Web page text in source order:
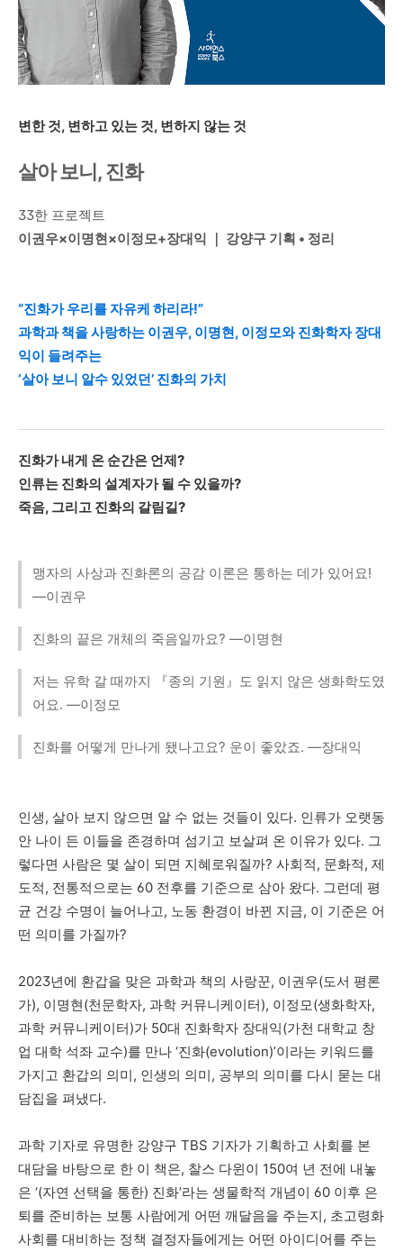
변한 것, 변하고 있는 것, 변하지 않는 것
살아 보니, 진화
33한 프로젝트
이권우×이명현×이정모+장대익 ｜ 강양구 기획 • 정리
“진화가 우리를 자유케 하리라!”
과학과 책을 사랑하는 이권우, 이명현, 이정모와 진화학자 장대
익이 들려주는
‘살아 보니 알수 있었던’ 진화의 가치
진화가 내게 온 순간은 언제?
인류는 진화의 설계자가 될 수 있을까?
죽음, 그리고 진화의 갈림길?
맹자의 사상과 진화론의 공감 이론은 통하는 데가 있어요!
—이권우
진화의 끝은 개체의 죽음일까요? —이명현
저는 유학 갈 때까지 『종의 기원』도 읽지 않은 생화학도였
어요. —이정모
진화를 어떻게 만나게 됐나고요? 운이 좋았죠. —장대익
인생, 살아 보지 않으면 알 수 없는 것들이 있다. 인류가 오랫동
안 나이 든 이들을 존경하며 섬기고 보살펴 온 이유가 있다. 그
렇다면 사람은 몇 살이 되면 지혜로워질까? 사회적, 문화적, 제
도적, 전통적으로는 60 전후를 기준으로 삼아 왔다. 그런데 평
균 건강 수명이 늘어나고, 노동 환경이 바뀐 지금, 이 기준은 어
떤 의미를 가질까?
2023년에 환갑을 맞은 과학과 책의 사랑꾼, 이권우(도서 평론
가), 이명현(천문학자, 과학 커뮤니케이터), 이정모(생화학자,
과학 커뮤니케이터)가 50대 진화학자 장대익(가천 대학교 창
업 대학 석좌 교수)를 만나 ‘진화(evolution)’이라는 키워드를
가지고 환갑의 의미, 인생의 의미, 공부의 의미를 다시 묻는 대
담집을 펴냈다.
과학 기자로 유명한 강양구 TBS 기자가 기획하고 사회를 본
대담을 바탕으로 한 이 책은, 찰스 다윈이 150여 년 전에 내놓
은 ‘(자연 선택을 통한) 진화’라는 생물학적 개념이 60 이후 은
퇴를 준비하는 보통 사람에게 어떤 깨달음을 주는지, 초고령화
사회를 대비하는 정책 결정자들에게는 어떤 아이디어를 주는